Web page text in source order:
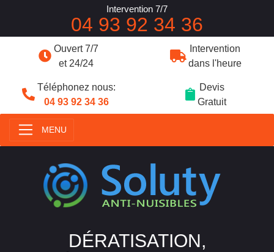
Ouvert 7/7
et 24/24
Intervention
dans l'heure
Téléphonez nous:
04 93 92 34 36
Devis
Gratuit
MENU
DÉRATISATION,
Intervention 7/7
04 93 92 34 36